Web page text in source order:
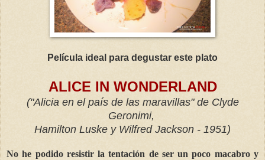
Película ideal para degustar este plato
ALICE IN WONDERLAND
("Alicia en el país de las maravillas" de Clyde
Geronimi,
Hamilton Luske y Wilfred Jackson - 1951)
No he podido resistir la tentación de ser un poco macabro y